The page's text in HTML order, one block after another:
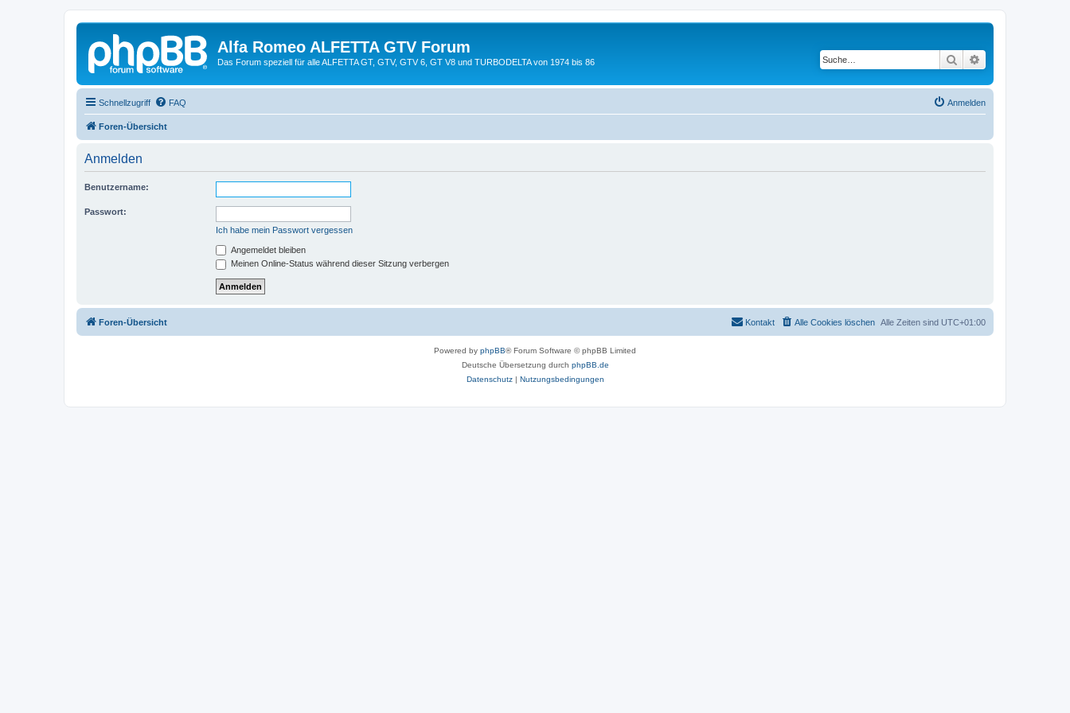
Alfa Romeo ALFETTA GTV Forum
Das Forum speziell für alle ALFETTA GT, GTV, GTV 6, GT V8 und TURBODELTA von 1974 bis 86 Suche
Schnellzugriff FAQ Anmelden
Foren-Übersicht
Anmelden
Benutzername:
Passwort:
Ich habe mein Passwort vergessen
Angemeldet bleiben
Meinen Online-Status während dieser Sitzung verbergen
Foren-Übersicht Alle Zeiten sind UTC+01:00
Alle Cookies löschen
Kontakt
Powered by phpBB® Forum Software © phpBB Limited
Deutsche Übersetzung durch phpBB.de
Datenschutz| Nutzungsbedingungen